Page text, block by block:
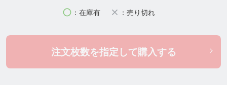
5人のコラボレーションで「香り・色・呼吸・占い・
✔ 月桃のお香づくり
✔ パステルアート＆カラーセラピー
circle ：在庫有 close ：売り切れ
注文枚数を指定して購入する